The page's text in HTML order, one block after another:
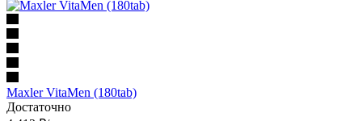
Maxler VitaMen (180tab)
Достаточно